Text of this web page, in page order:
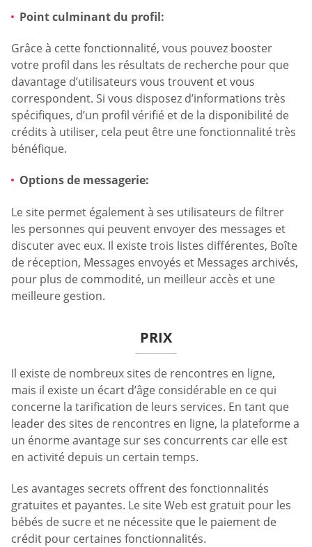
Point culminant du profil:
Grâce à cette fonctionnalité, vous pouvez booster
votre profil dans les résultats de recherche pour que
davantage d’utilisateurs vous trouvent et vous
correspondent. Si vous disposez d’informations très
spécifiques, d’un profil vérifié et de la disponibilité de
crédits à utiliser, cela peut être une fonctionnalité très
bénéfique.
Options de messagerie:
Le site permet également à ses utilisateurs de filtrer
les personnes qui peuvent envoyer des messages et
discuter avec eux. Il existe trois listes différentes, Boîte
de réception, Messages envoyés et Messages archivés,
pour plus de commodité, un meilleur accès et une
meilleure gestion.
PRIX
Il existe de nombreux sites de rencontres en ligne,
mais il existe un écart d’âge considérable en ce qui
concerne la tarification de leurs services. En tant que
leader des sites de rencontres en ligne, la plateforme a
un énorme avantage sur ses concurrents car elle est
en activité depuis un certain temps.
Les avantages secrets offrent des fonctionnalités
gratuites et payantes. Le site Web est gratuit pour les
bébés de sucre et ne nécessite que le paiement de
crédit pour certaines fonctionnalités.